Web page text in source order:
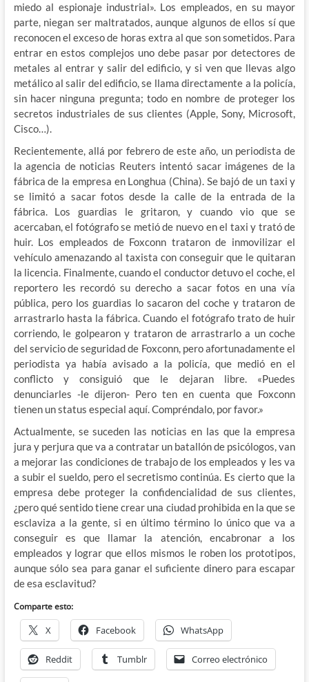
miedo al espionaje industrial». Los empleados, en su mayor
parte, niegan ser maltratados, aunque algunos de ellos sí que
reconocen el exceso de horas extra al que son sometidos. Para
entrar en estos complejos uno debe pasar por detectores de
metales al entrar y salir del edificio, y si ven que llevas algo
metálico al salir del edificio, se llama directamente a la policía,
sin hacer ninguna pregunta; todo en nombre de proteger los
secretos industriales de sus clientes (Apple, Sony, Microsoft,
Cisco…).
Recientemente, allá por febrero de este año, un periodista de
la agencia de noticias Reuters intentó sacar imágenes de la
fábrica de la empresa en Longhua (China). Se bajó de un taxi y
se limitó a sacar fotos desde la calle de la entrada de la
fábrica. Los guardias le gritaron, y cuando vio que se
acercaban, el fotógrafo se metió de nuevo en el taxi y trató de
huir. Los empleados de Foxconn trataron de inmovilizar el
vehículo amenazando al taxista con conseguir que le quitaran
la licencia. Finalmente, cuando el conductor detuvo el coche, el
reportero les recordó su derecho a sacar fotos en una vía
pública, pero los guardias lo sacaron del coche y trataron de
arrastrarlo hasta la fábrica. Cuando el fotógrafo trato de huir
corriendo, le golpearon y trataron de arrastrarlo a un coche
del servicio de seguridad de Foxconn, pero afortunadamente el
periodista ya había avisado a la policía, que medió en el
conflicto y consiguió que le dejaran libre. «Puedes
denunciarles -le dijeron- Pero ten en cuenta que Foxconn
tienen un status especial aquí. Compréndalo, por favor.»
Actualmente, se suceden las noticias en las que la empresa
jura y perjura que va a contratar un batallón de psicólogos, van
a mejorar las condiciones de trabajo de los empleados y les va
a subir el sueldo, pero el secretismo continúa. Es cierto que la
empresa debe proteger la confidencialidad de sus clientes,
¿pero qué sentido tiene crear una ciudad prohibida en la que se
esclaviza a la gente, si en último término lo único que va a
conseguir es que llamar la atención, encabronar a los
empleados y lograr que ellos mismos le roben los prototipos,
aunque sólo sea para ganar el suficiente dinero para escapar
de esa esclavitud?
Comparte esto:
X Facebook WhatsApp
Reddit Tumblr Correo electrónico